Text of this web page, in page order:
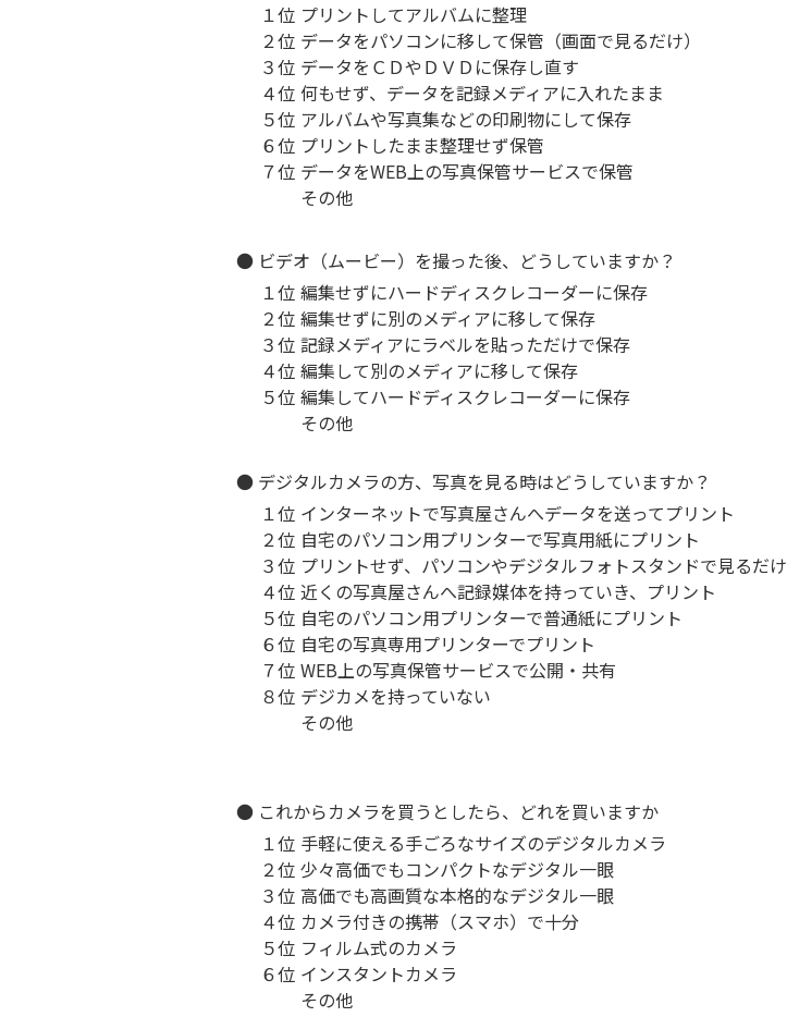
１位
２位
３位
４位
５位
６位
７位
プリントしてアルバムに整理
データをパソコンに移して保管（画面で見るだけ）
データをＣＤやＤＶＤに保存し直す
何もせず、データを記録メディアに入れたまま
アルバムや写真集などの印刷物にして保存
プリントしたまま整理せず保管
データをWEB上の写真保管サービスで保管
その他
● ビデオ（ムービー）を撮った後、どうしていますか？
１位
２位
３位
４位
５位
編集せずにハードディスクレコーダーに保存
編集せずに別のメディアに移して保存
記録メディアにラベルを貼っただけで保存
編集して別のメディアに移して保存
編集してハードディスクレコーダーに保存
その他
● デジタルカメラの方、写真を見る時はどうしていますか？
１位
２位
３位
４位
５位
６位
７位
８位
インターネットで写真屋さんへデータを送ってプリント
自宅のパソコン用プリンターで写真用紙にプリント
プリントせず、パソコンやデジタルフォトスタンドで見るだけ
近くの写真屋さんへ記録媒体を持っていき、プリント
自宅のパソコン用プリンターで普通紙にプリント
自宅の写真専用プリンターでプリント
WEB上の写真保管サービスで公開・共有
デジカメを持っていない
その他
● これからカメラを買うとしたら、どれを買いますか
１位
２位
３位
４位
５位
６位
手軽に使える手ごろなサイズのデジタルカメラ
少々高価でもコンパクトなデジタル一眼
高価でも高画質な本格的なデジタル一眼
カメラ付きの携帯（スマホ）で十分
フィルム式のカメラ
インスタントカメラ
その他